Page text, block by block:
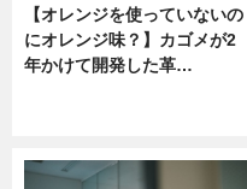
【オレンジを使っていないの
にオレンジ味？】カゴメが2
年かけて開発した革…